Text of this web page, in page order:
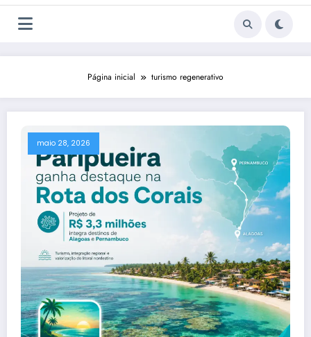
Página inicial turismo regenerativo
maio 28, 2026